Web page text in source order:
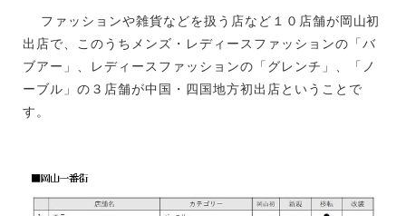
ファッションや雑貨などを扱う店など１０店舗が岡山初
出店で、このうちメンズ・レディースファッションの「バ
ブアー」、レディースファッションの「グレンチ」、「ノ
ーブル」の３店舗が中国・四国地方初出店ということで
す。